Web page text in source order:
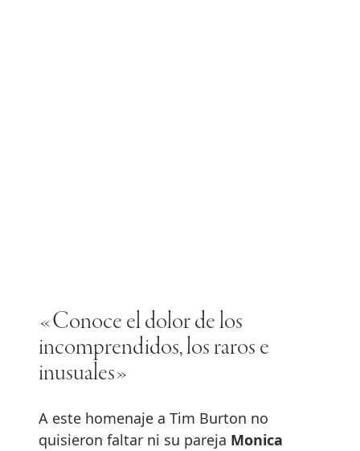
«Conoce el dolor de los
incomprendidos, los raros e
inusuales»
A este homenaje a Tim Burton no
quisieron faltar ni su pareja Monica